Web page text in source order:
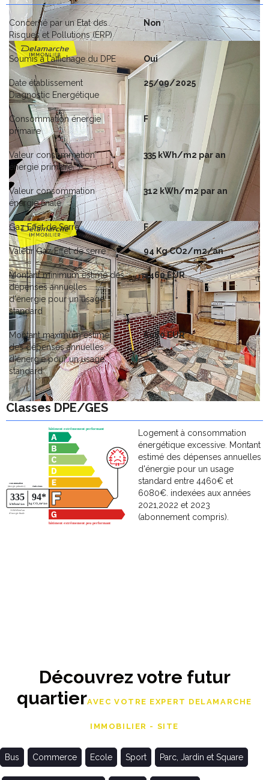
Concerné par un Etat des
Risques et Pollutions (ERP)
Non
Soumis à l'affichage du DPE Oui
Date établissement
Diagnostic Energétique
25/09/2025
Consommation énergie
primaire
F
Valeur consommation
énergie primaire
335 kWh/m2 par an
Valeur consommation
énergie finale
312 kWh/m2 par an
Gaz Effet de Serre F
Valeur Gaz Effet de serre 94 Kg CO2/m2/an
Montant minimum estimé des
dépenses annuelles
d'énergie pour un usage
standard
4460 EUR
Montant maximum estimé
des dépenses annuelles
d'énergie pour un usage
standard
6080 EUR
Classes DPE/GES
Logement à consommation
énergétique excessive. Montant
estimé des dépenses annuelles
d'énergie pour un usage
standard entre 4460€ et
6080€. indexées aux années
2021,2022 et 2023
(abonnement compris).
Découvrez votre futur
quartierAVEC VOTRE EXPERT DELAMARCHE
IMMOBILIER - SITE
Bus Commerce Ecole Sport Parc, Jardin et Square